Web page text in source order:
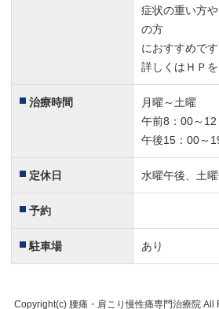
症状の重い方
の方
におすすめです
詳しくはＨＰを
治療時間
月曜～土曜
午前8：00～12
午後15：00～
定休日 水曜午後、土
予約
駐車場 あり
Copyright(c) 腰痛・肩こり慢性痛専門治療院